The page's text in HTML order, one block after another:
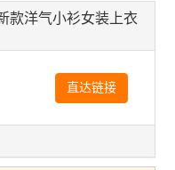
款洋气小衫女装上衣
直达链接